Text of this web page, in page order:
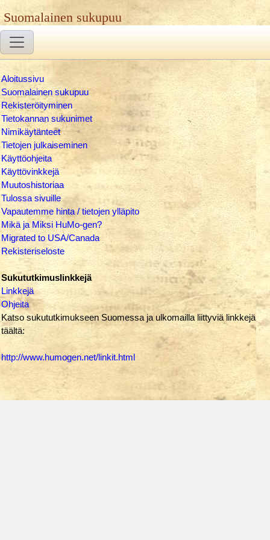
Suomalainen sukupuu
Aloitussivu
Suomalainen sukupuu
Rekisteröityminen
Tietokannan sukunimet
Nimikäytänteet
Tietojen julkaiseminen
Käyttöohjeita
Käyttövinkkejä
Muutoshistoriaa
Tulossa sivuille
Vapautemme hinta / tietojen ylläpito
Mikä ja Miksi HuMo-gen?
Migrated to USA/Canada
Rekisteriseloste
Sukututkimuslinkkejä
Linkkejä
Ohjeita
Katso sukututkimukseen Suomessa ja ulkomailla liittyviä linkkejä
täältä:
http://www.humogen.net/linkit.html